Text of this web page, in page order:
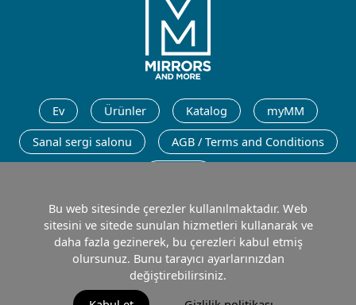
Ev Ürünler Katalog
myMM
Sanal sergi salonu
AGB / Terms and Conditions
Türkçe
Veri koruma Kullanım Koşulları
Bu web sitesinde çerezler kullanılmaktadır. Web
sitesini ve sitede sunulan hizmetleri kullanarak ve
daha fazla gezinerek, bu çerezleri kabul etmiş
olursunuz. Bunu tarayıcı ayarlarınızdan
değiştirebilirsiniz.